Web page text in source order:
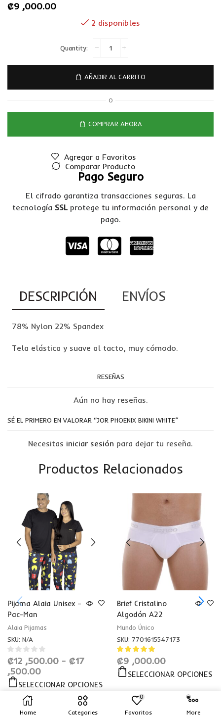
₡9 ,000.00
2 disponibles
AÑADIR AL CARRITO
O
COMPRAR AHORA
Agregar a Favoritos
Comparar Producto
Pago Seguro
El cifrado garantiza transacciones seguras. La
tecnología SSL protege tu información personal y de
pago.
DESCRIPCIÓN ENVÍOS
78% Nylon 22% Spandex
Tela elástica y suave al tacto, muy cómodo.
RESEÑAS
Aún no hay reseñas.
SÉ EL PRIMERO EN VALORAR “JOR PHOENIX BIKINI WHITE”
Necesitas iniciar sesión para dejar tu reseña.
Productos Relacionados
Pijama Alaia Unisex –
Pac-Man
Alaia Pijamas
SKU: N/A
₡12 ,500.00 - ₡17
,500.00
SELECCIONAR OPCIONES
Brief Cristalino
Algodón A22
Mundo Único
SKU: 7701615547173
₡9 ,000.00
SELECCIONAR OPCIONES
Home Categories
0
Favoritos More